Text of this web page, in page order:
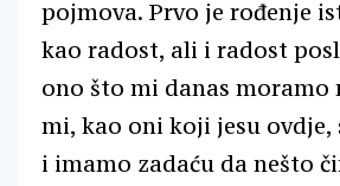
pojmova. Prvo je rođenje
kao radost, ali i radost
ono što mi danas moramo
mi, kao oni koji jesu ovdje,
i imamo zadaću da nešto